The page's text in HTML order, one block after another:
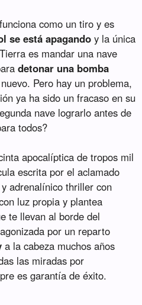
como un tiro y es
se está apagando y la única
es mandar una nave
detonar una bomba
Pero hay un problema,
ya ha sido un fracaso en su
nave lograrlo antes de
todos?
apocalíptica de tropos mil
escrita por el aclamado
adrenalínico thriller con
luz propia y plantea
te llevan al borde del
por un reparto
a la cabeza muchos años
las miradas por
es garantía de éxito.